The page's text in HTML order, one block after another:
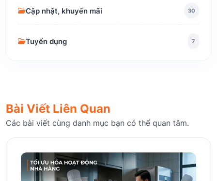
Cập nhật, khuyến mãi 30
Tuyển dụng 7
Bài Viết Liên Quan
Các bài viết cùng danh mục bạn có thể quan tâm.